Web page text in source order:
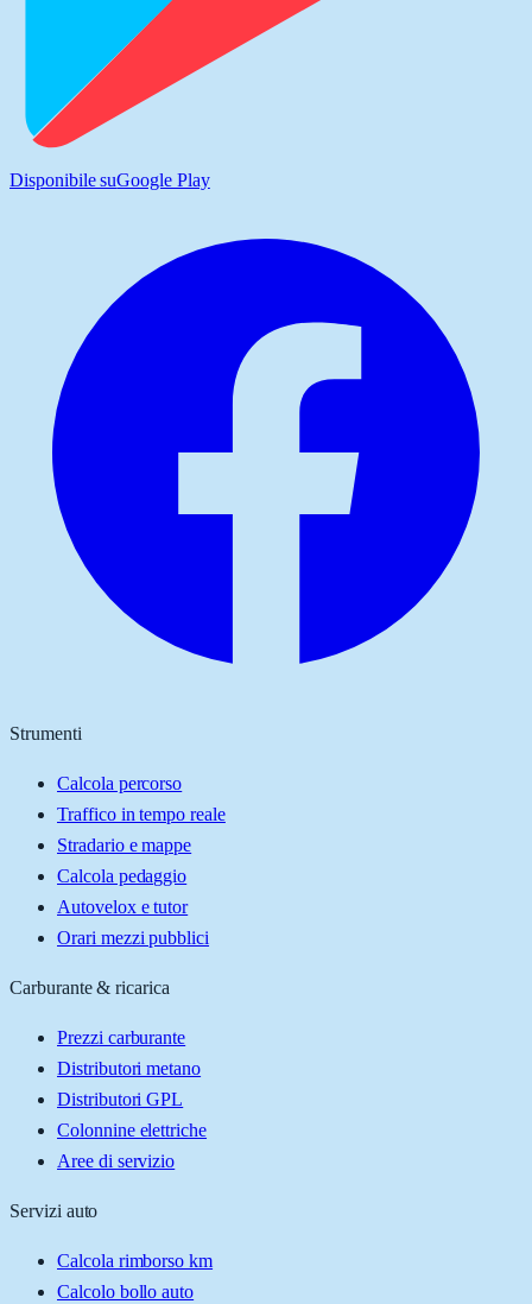
Disponibile suGoogle Play
Strumenti
Calcola percorso
Traffico in tempo reale
Stradario e mappe
Calcola pedaggio
Autovelox e tutor
Orari mezzi pubblici
Carburante & ricarica
Prezzi carburante
Distributori metano
Distributori GPL
Colonnine elettriche
Aree di servizio
Servizi auto
Calcola rimborso km
Calcolo bollo auto